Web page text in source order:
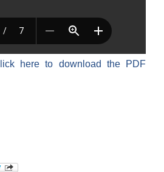
here to download the PDF